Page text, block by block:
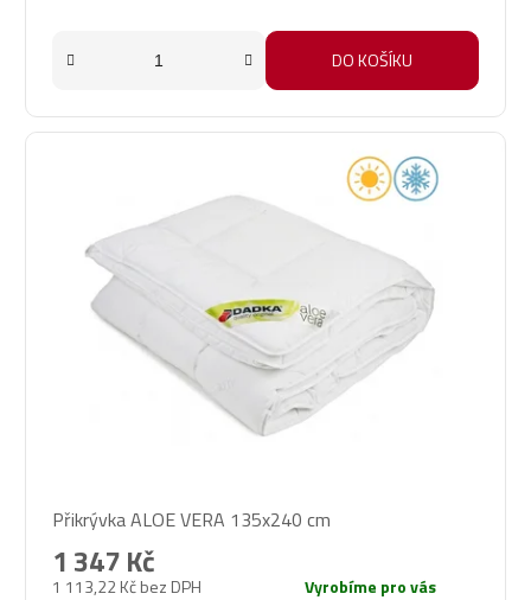
DO KOŠÍKU
Přikrývka ALOE VERA 135x240 cm
1 113,22 Kč bez DPH
1 347 Kč
Vyrobíme pro vás